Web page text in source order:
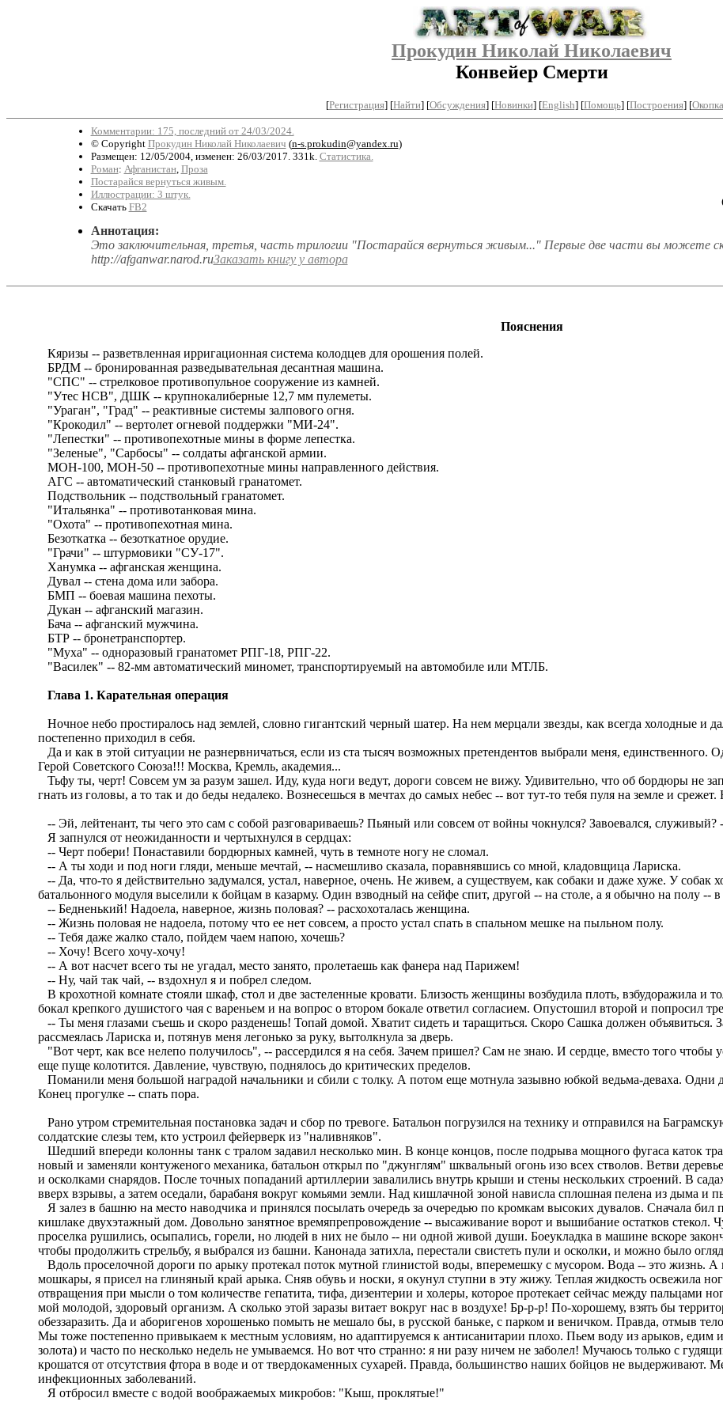
Прокудин Николай Николаевич
Конвейер Смерти
[Регистрация] [Найти] [Обсуждения] [Новинки] [English] [Помощь] [Построения] [
Комментарии: 175, последний от 24/03/2024.
© Copyright Прокудин Николай Николаевич (n-s.prokudin@yandex.ru)
Размещен: 12/05/2004, изменен: 26/03/2017. 331k. Статистика.
Роман: Афганистан, Проза
Постарайся вернуться живым.
Иллюстрации: 3 штук.
Скачать FB2
Аннотация:
Это заключительная, третья, часть трилогии "Постарайся вернуться живым..." Первые две части вы можете
http://afganwar.narod.ruЗаказать книгу у автора
Пояснения
Кяризы -- разветвленная ирригационная система колодцев для орошения полей.
БРДМ -- бронированная разведывательная десантная машина.
"СПС" -- стрелковое противопульное сооружение из камней.
"Утес НСВ", ДШК -- крупнокалиберные 12,7 мм пулеметы.
"Ураган", "Град" -- реактивные системы залпового огня.
"Крокодил" -- вертолет огневой поддержки "МИ-24".
"Лепестки" -- противопехотные мины в форме лепестка.
"Зеленые", "Сарбосы" -- солдаты афганской армии.
МОН-100, МОН-50 -- противопехотные мины направленного действия.
АГС -- автоматический станковый гранатомет.
Подствольник -- подствольный гранатомет.
"Итальянка" -- противотанковая мина.
"Охота" -- противопехотная мина.
Безоткатка -- безоткатное орудие.
"Грачи" -- штурмовики "СУ-17".
Ханумка -- афганская женщина.
Дувал -- стена дома или забора.
БМП -- боевая машина пехоты.
Дукан -- афганский магазин.
Бача -- афганский мужчина.
БТР -- бронетранспортер.
"Муха" -- одноразовый гранатомет РПГ-18, РПГ-22.
"Василек" -- 82-мм автоматический миномет, транспортируемый на автомобиле или МТЛБ.
Глава 1. Карательная операция
Ночное небо простиралось над землей, словно гигантский черный шатер. На нем мерцали звезды, как всегда холодные и
постепенно приходил в себя.
Да и как в этой ситуации не разнервничаться, если из ста тысяч возможных претендентов выбрали меня, единственного.
Герой Советского Союза!!! Москва, Кремль, академия...
Тьфу ты, черт! Совсем ум за разум зашел. Иду, куда ноги ведут, дороги совсем не вижу. Удивительно, что об бордюры не
гнать из головы, а то так и до беды недалеко. Вознесешься в мечтах до самых небес -- вот тут-то тебя пуля на земле и
-- Эй, лейтенант, ты чего это сам с собой разговариваешь? Пьяный или совсем от войны чокнулся? Завоевался,
Я запнулся от неожиданности и чертыхнулся в сердцах:
-- Черт побери! Понаставили бордюрных камней, чуть в темноте ногу не сломал.
-- А ты ходи и под ноги гляди, меньше мечтай, -- насмешливо сказала, поравнявшись со мной, кладовщица Лариска.
-- Да, что-то я действительно задумался, устал, наверное, очень. Не живем, а существуем, как собаки и даже хуже. У собак
батальонного модуля выселили к бойцам в казарму. Один взводный на сейфе спит, другой -- на столе, а я обычно на полу --
-- Бедненький! Надоела, наверное, жизнь половая? -- расхохоталась женщина.
-- Жизнь половая не надоела, потому что ее нет совсем, а просто устал спать в спальном мешке на пыльном полу.
-- Тебя даже жалко стало, пойдем чаем напою, хочешь?
-- Хочу! Всего хочу-хочу!
-- А вот насчет всего ты не угадал, место занято, пролетаешь как фанера над Парижем!
-- Ну, чай так чай, -- вздохнул я и побрел следом.
В крохотной комнате стояли шкаф, стол и две застеленные кровати. Близость женщины возбудила плоть, взбудоражила и
бокал крепкого душистого чая с вареньем и на вопрос о втором бокале ответил согласием. Опустошил второй и попросил
-- Ты меня глазами съешь и скоро разденешь! Топай домой. Хватит сидеть и таращиться. Скоро Сашка должен объявиться.
рассмеялась Лариска и, потянув меня легонько за руку, вытолкнула за дверь.
"Вот черт, как все нелепо получилось", -- рассердился я на себя. Зачем пришел? Сам не знаю. И сердце, вместо того чтобы
еще пуще колотится. Давление, чувствую, поднялось до критических пределов.
Поманили меня большой наградой начальники и сбили с толку. А потом еще мотнула зазывно юбкой ведьма-деваха. Одни
Конец прогулке -- спать пора.
Рано утром стремительная постановка задач и сбор по тревоге. Батальон погрузился на технику и отправился на
солдатские слезы тем, кто устроил фейерверк из "наливняков".
Шедший впереди колонны танк с тралом задавил несколько мин. В конце концов, после подрыва мощного фугаса каток
новый и заменяли контуженого механика, батальон открыл по "джунглям" шквальный огонь изо всех стволов. Ветви
и осколками снарядов. После точных попаданий артиллерии завалились внутрь крыши и стены нескольких строений. В
вверх взрывы, а затем оседали, барабаня вокруг комьями земли. Над кишлачной зоной нависла сплошная пелена из дыма
Я залез в башню на место наводчика и принялся посылать очередь за очередью по кромкам высоких дувалов. Сначала
кишлаке двухэтажный дом. Довольно занятное времяпрепровождение -- высаживание ворот и вышибание остатков стекол.
проселка рушились, осыпались, горели, но людей в них не было -- ни одной живой души. Боеукладка в машине вскоре
чтобы продолжить стрельбу, я выбрался из башни. Канонада затихла, перестали свистеть пули и осколки, и можно было
Вдоль проселочной дороги по арыку протекал поток мутной глинистой воды, вперемешку с мусором. Вода -- это жизнь.
мошкары, я присел на глиняный край арыка. Сняв обувь и носки, я окунул ступни в эту жижу. Теплая жидкость освежила
отвращения при мысли о том количестве гепатита, тифа, дизентерии и холеры, которое протекает сейчас между пальцами
мой молодой, здоровый организм. А сколько этой заразы витает вокруг нас в воздухе! Бр-р-р! По-хорошему, взять бы
обеззаразить. Да и аборигенов хорошенько помыть не мешало бы, в русской баньке, с парком и веничком. Правда, отмыв
Мы тоже постепенно привыкаем к местным условиям, но адаптируемся к антисанитарии плохо. Пьем воду из арыков, едим
золота) и часто по несколько недель не умываемся. Но вот что странно: я ни разу ничем не заболел! Мучаюсь только с
крошатся от отсутствия фтора в воде и от твердокаменных сухарей. Правда, большинство наших бойцов не выдерживают.
инфекционных заболеваний.
Я отбросил вместе с водой воображаемых микробов: "Кыш, проклятые!"